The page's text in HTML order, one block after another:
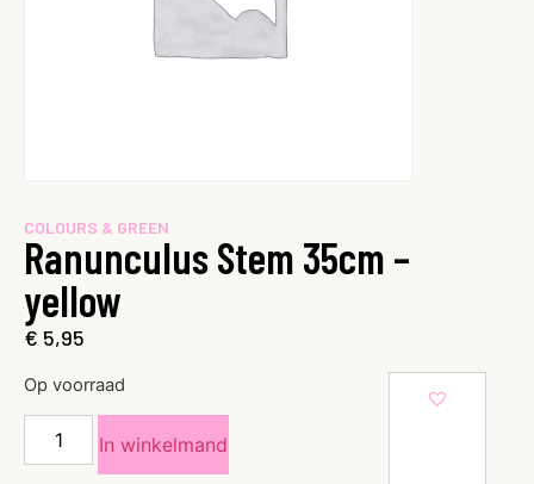
COLOURS & GREEN
Ranunculus Stem 35cm –
yellow
€ 5,95
Op voorraad
In winkelmand